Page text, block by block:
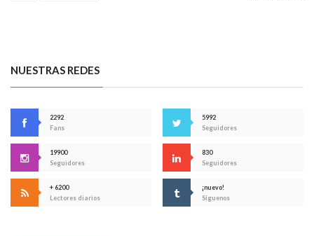
NUESTRAS REDES
2292
Fans
5992
Seguidores
19900
Seguidores
830
Seguidores
+ 6200
Lectores diarios
¡nuevo!
Síguenos